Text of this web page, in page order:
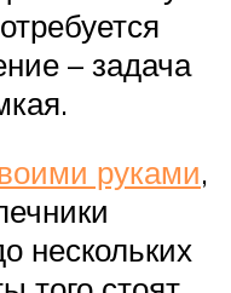
– задача
руками,
нескольких